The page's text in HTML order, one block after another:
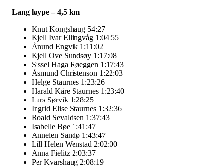
Lang løype – 4,5 km
Knut Kongshaug 54:27
Kjell Ivar Ellingvåg 1:04:55
Ånund Engvik 1:11:02
Kjell Ove Sundsøy 1:17:08
Sissel Haga Røeggen 1:17:43
Åsmund Christenson 1:22:03
Helge Staurnes 1:23:26
Harald Kåre Staurnes 1:23:40
Lars Sørvik 1:28:25
Ingrid Elise Staurnes 1:32:36
Roald Sevaldsen 1:37:43
Isabelle Bøe 1:41:47
Annelen Sandø 1:43:47
Lill Helen Wenstad 2:02:00
Anna Fielitz 2:03:37
Per Kvarshaug 2:08:19